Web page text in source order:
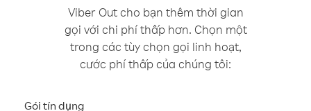
Viber Out cho bạn thêm thời gian
gọi với chi phí thấp hơn. Chọn một
trong các tùy chọn gọi linh hoạt,
cước phí thấp của chúng tôi:
Gói tín dụng